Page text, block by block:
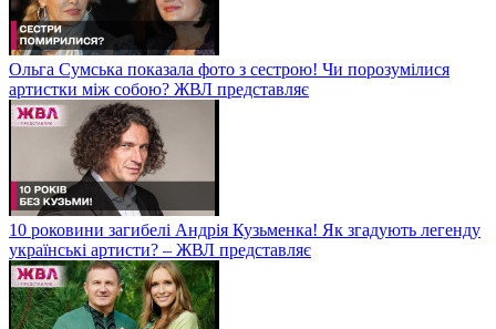
Ольга Сумська показала фото з сестрою! Чи порозумілися
артистки між собою? ЖВЛ представляє
10 роковини загибелі Андрія Кузьменка! Як згадують легенду
українські артисти? – ЖВЛ представляє